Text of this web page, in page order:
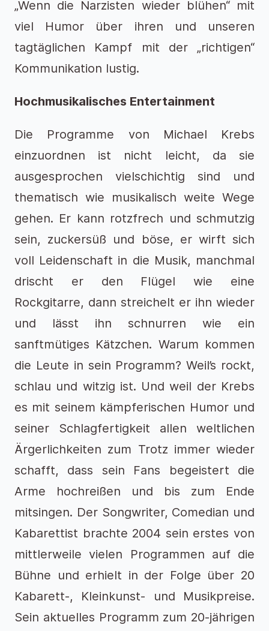
„Wenn die Narzisten wieder blühen“ mit
viel Humor über ihren und unseren
tagtäglichen Kampf mit der „richtigen“
Kommunikation lustig.
Hochmusikalisches Entertainment
Die Programme von Michael Krebs
einzuordnen ist nicht leicht, da sie
ausgesprochen vielschichtig sind und
thematisch wie musikalisch weite Wege
gehen. Er kann rotzfrech und schmutzig
sein, zuckersüß und böse, er wirft sich
voll Leidenschaft in die Musik, manchmal
drischt er den Flügel wie eine
Rockgitarre, dann streichelt er ihn wieder
und lässt ihn schnurren wie ein
sanftmütiges Kätzchen. Warum kommen
die Leute in sein Programm? Weil’s rockt,
schlau und witzig ist. Und weil der Krebs
es mit seinem kämpferischen Humor und
seiner Schlagfertigkeit allen weltlichen
Ärgerlichkeiten zum Trotz immer wieder
schafft, dass sein Fans begeistert die
Arme hochreißen und bis zum Ende
mitsingen. Der Songwriter, Comedian und
Kabarettist brachte 2004 sein erstes von
mittlerweile vielen Programmen auf die
Bühne und erhielt in der Folge über 20
Kabarett-, Kleinkunst- und Musikpreise.
Sein aktuelles Programm zum 20-jährigen